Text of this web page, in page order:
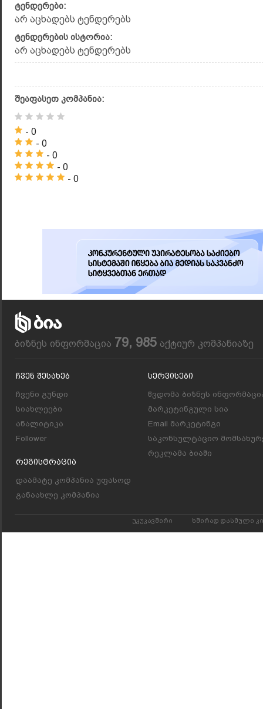
ტენდერები:
არ აცხადებს ტენდერებს
ტენდერების ისტორია:
არ აცხადებს ტენდერებს
შეაფასეთ კომპანია:
- 0
- 0
- 0
- 0
- 0
ბიზნეს ინფორმაცია 79, 985 აქტიურ კომპანიაზე
Ჩვენ Შესახებ
ჩვენი გუნდი
სიახლეები
ანალიტიკა
Follower
Რეგისტრაცია
დაამატე კომპანია უფასოდ
განაახლე კომპანია
Სერვისები
წვდომა ბიზნეს
მარკეტინგული სია
Email მარკეტინგი
საკონსულტაციო
რეკლამა ბიაში
უკუკავშირი ხშირად დასმული